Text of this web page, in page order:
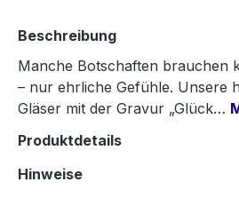
Beschreibung
Manche Botschaften brauchen
– nur ehrliche Gefühle. Unsere
Gläser mit der Gravur „Glück…
Produktdetails
Hinweise